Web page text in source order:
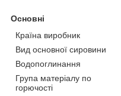
Основні
Країна виробник
Вид основної сировини
Водопоглинання
Група матеріалу по
горючості